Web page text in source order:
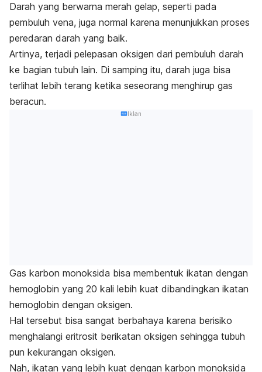
Darah yang berwarna merah gelap, seperti pada
pembuluh vena, juga normal karena menunjukkan proses
peredaran darah yang baik.
Artinya, terjadi pelepasan oksigen dari pembuluh darah
ke bagian tubuh lain. Di samping itu, darah juga bisa
terlihat lebih terang ketika seseorang menghirup gas
beracun.
Iklan
Gas karbon monoksida bisa membentuk ikatan dengan
hemoglobin yang 20 kali lebih kuat dibandingkan ikatan
hemoglobin dengan oksigen.
Hal tersebut bisa sangat berbahaya karena berisiko
menghalangi eritrosit berikatan oksigen sehingga tubuh
pun kekurangan oksigen.
Nah, ikatan yang lebih kuat dengan karbon monoksida